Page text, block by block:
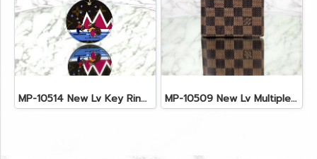
MP-10514 New Lv Key Ring Chrismas 2018 Monogram Ghw MP-10509 New Lv Multiple Men Wallet Damier